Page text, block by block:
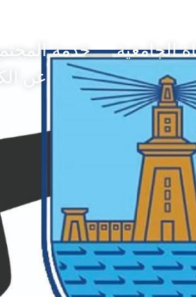
الجامعية خدمة
عن